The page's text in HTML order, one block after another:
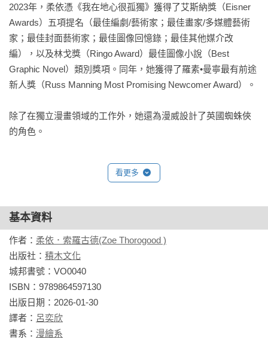
傷、抑鬱和可以讓人繼續前進的希望。
【地心很推薦】
Mangasick （漫畫書店）
PAM PAM LIU（圖像創作者）
吳平稑（漫畫評論人／IG：格格俱樂部）
徐珮芬（詩人）
梁莉姿（作家）
柳廣成：「這是一本關於自傳的自傳：一個漫畫家如何在創作
過程中發現並克服自我質疑，保留並呈現那浮動、不確定、而
吳平稑：「讀者宛如窺探著一只萬花筒，一頁頁從熟悉的黑白
網點到色彩斑斕，反覆輪轉；作者刻意讓風格變化交錯，伴隨
著職業身分認同的自我跌宕、底層情緒的無限擴大，最終我們
會了解到創作是孤獨的，但成果卻是一種連結──不自在卻也舒
心。」
「地心很孤獨，但我試著不再住在那。」
2023年，柔依憑《我在地心很孤獨》獲得了艾斯納獎（Eisner
Awards）五項提名（最佳編劇/藝術家；最佳畫家/多媒體藝術
家；最佳封面藝術家；最佳圖像回憶錄；最佳其他媒介改
編），以及林戈獎（Ringo Award）最佳圖像小說（Best
Graphic Novel）類別獎項。同年，她獲得了羅素•曼寧最有前途
新人獎（Russ Manning Most Promising Newcomer Award）。
除了在獨立漫畫領域的工作外，她還為漫威設計了英國蜘蛛俠
的角色。
看更多
基本資料
作者： 柔依．索羅古德(Zoe Thorogood )
出版社： 積木文化
城邦書號：VO0040
ISBN：9789864597130
出版日期：2026-01-30
譯者： 呂奕欣
書系： 漫繪系